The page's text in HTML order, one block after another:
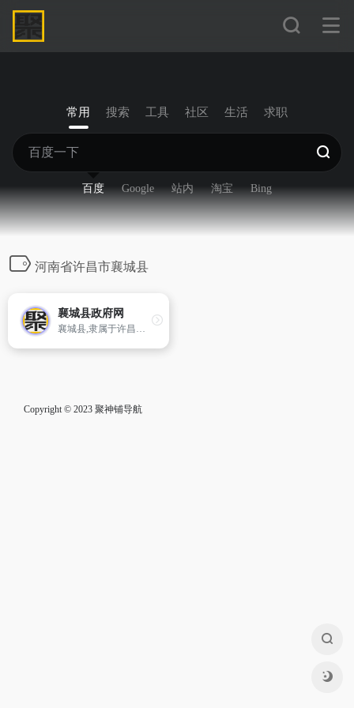
常用 搜索 工具 社区 生活 求职
百度 Google 站内 淘宝 Bing
河南省许昌市襄城县
襄城县政府网
襄城县,隶属于许昌市,位于中原腹地,东倚伏牛山脉之首,西接黄淮平原东缘。现辖9镇7乡,448个行政村（社区）,总面积920平方公里,耕地保有量96.5万亩,基本农田面积82.1万亩,总人口86.21万,常住人口67.24万,城镇化率34.73%。境内除汉族外,还有回、满、蒙、瑶、壮等18个少数民族。
Copyright © 2023 聚神铺导航